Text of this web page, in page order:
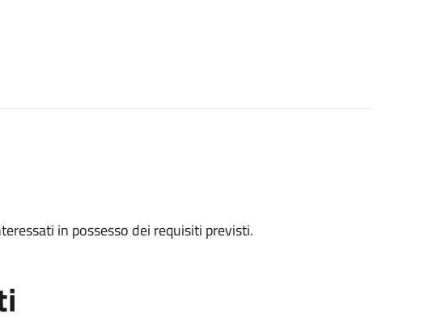
in possesso dei requisiti previsti.